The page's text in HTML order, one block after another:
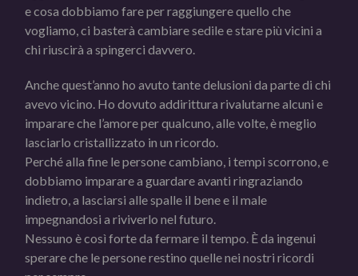
e cosa dobbiamo fare per raggiungere quello che
vogliamo, ci basterà cambiare sedile e stare più vicini a
chi riuscirà a spingerci davvero.
Anche quest’anno ho avuto tante delusioni da parte di chi
avevo vicino. Ho dovuto addirittura rivalutarne alcuni e
imparare che l’amore per qualcuno, alle volte, è meglio
lasciarlo cristallizzato in un ricordo.
Perché alla fine le persone cambiano, i tempi scorrono, e
dobbiamo imparare a guardare avanti ringraziando
indietro, a lasciarsi alle spalle il bene e il male
impegnandosi a riviverlo nel futuro.
Nessuno è così forte da fermare il tempo. È da ingenui
sperare che le persone restino quelle nei nostri ricordi